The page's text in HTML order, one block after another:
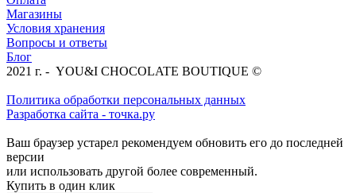
Магазины
Условия хранения
Вопросы и ответы
Блог
2021 г. - YOU&I CHOCOLATE BOUTIQUE ©
Политика обработки персональных данных
Разработка сайта - точка.ру
Ваш браузер устарел рекомендуем обновить его до последней
версии
или использовать другой более современный.
Купить в один клик